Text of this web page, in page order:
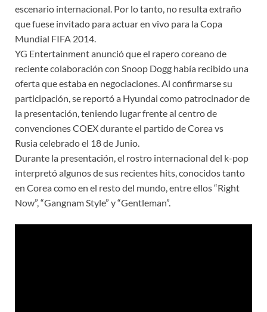
escenario internacional. Por lo tanto, no resulta extraño
que fuese invitado para actuar en vivo para la Copa
Mundial FIFA 2014.
YG Entertainment anunció que el rapero coreano de
reciente colaboración con Snoop Dogg había recibido una
oferta que estaba en negociaciones. Al confirmarse su
participación, se reportó a Hyundai como patrocinador de
la presentación, teniendo lugar frente al centro de
convenciones COEX durante el partido de Corea vs
Rusia celebrado el 18 de Junio.
Durante la presentación, el rostro internacional del k-pop
interpretó algunos de sus recientes hits, conocidos tanto
en Corea como en el resto del mundo, entre ellos “Right
Now”, “Gangnam Style” y “Gentleman”.